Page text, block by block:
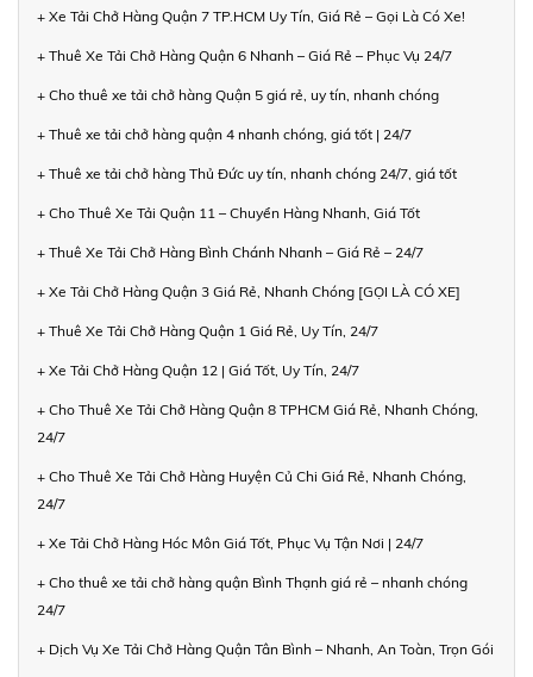
+ Xe Tải Chở Hàng Quận 7 TP.HCM Uy Tín, Giá Rẻ – Gọi Là Có Xe!
+ Thuê Xe Tải Chở Hàng Quận 6 Nhanh – Giá Rẻ – Phục Vụ 24/7
+ Cho thuê xe tải chở hàng Quận 5 giá rẻ, uy tín, nhanh chóng
+ Thuê xe tải chở hàng quận 4 nhanh chóng, giá tốt | 24/7
+ Thuê xe tải chở hàng Thủ Đức uy tín, nhanh chóng 24/7, giá tốt
+ Cho Thuê Xe Tải Quận 11 – Chuyển Hàng Nhanh, Giá Tốt
+ Thuê Xe Tải Chở Hàng Bình Chánh Nhanh – Giá Rẻ – 24/7
+ Xe Tải Chở Hàng Quận 3 Giá Rẻ, Nhanh Chóng [GỌI LÀ CÓ XE]
+ Thuê Xe Tải Chở Hàng Quận 1 Giá Rẻ, Uy Tín, 24/7
+ Xe Tải Chở Hàng Quận 12 | Giá Tốt, Uy Tín, 24/7
+ Cho Thuê Xe Tải Chở Hàng Quận 8 TPHCM Giá Rẻ, Nhanh Chóng,
24/7
+ Cho Thuê Xe Tải Chở Hàng Huyện Củ Chi Giá Rẻ, Nhanh Chóng,
24/7
+ Xe Tải Chở Hàng Hóc Môn Giá Tốt, Phục Vụ Tận Nơi | 24/7
+ Cho thuê xe tải chở hàng quận Bình Thạnh giá rẻ – nhanh chóng
24/7
+ Dịch Vụ Xe Tải Chở Hàng Quận Tân Bình – Nhanh, An Toàn, Trọn Gói